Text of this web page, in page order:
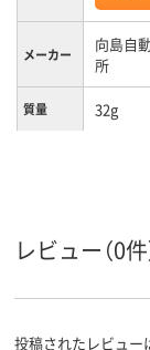
メーカー
向島自
所
質量 32g
レビュー（0件
投稿されたレビュー